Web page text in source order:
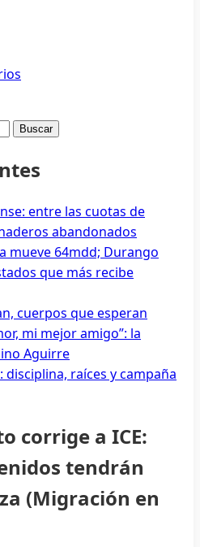
entre las cuotas de
abandonados
mueve 64mdd; Durango
que más recibe
cuerpos que esperan
mi mejor amigo”: la
Aguirre
disciplina, raíces y campaña
corrige a ICE:
tendrán
(Migración en